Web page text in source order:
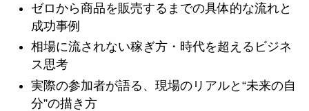
ゼロから商品を販売するまでの具体的な流れと
成功事例
相場に流されない稼ぎ方・時代を超えるビジネ
ス思考
実際の参加者が語る、現場のリアルと“未来の自
分”の描き方